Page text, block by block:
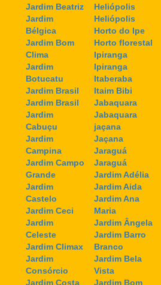
Jardim Beatriz
Jardim
Bélgica
Jardim Bom
Clima
Jardim
Botucatu
Jardim Brasil
Jardim Brasil
Jardim
Cabuçu
Jardim
Campina
Jardim Campo
Grande
Jardim
Castelo
Jardim Ceci
Jardim
Celeste
Jardim Climax
Jardim
Consórcio
Jardim Costa
Heliópolis
Heliópolis
Horto do Ipe
Horto florestal
Ipiranga
Ipiranga
Itaberaba
Itaim Bibi
Jabaquara
Jabaquara
jaçana
Jaçana
Jaraguá
Jaraguá
Jardim Adélia
Jardim Aida
Jardim Ana
Maria
Jardim Ângela
Jardim Barro
Branco
Jardim Bela
Vista
Jardim Bom